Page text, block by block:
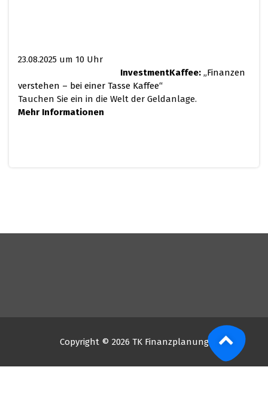
23.08.2025 um 10 Uhr
InvestmentKaffee: „Finanzen
verstehen – bei einer Tasse Kaffee“
Tauchen Sie ein in die Welt der Geldanlage.
Mehr Informationen
Copyright © 2026 TK Finanzplanung